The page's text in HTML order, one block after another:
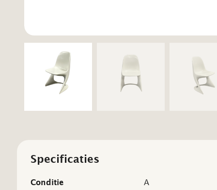
Specificaties
Conditie A